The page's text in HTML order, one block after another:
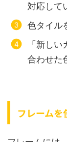
対応して
色タイル
「新し
合わせた
フレーム